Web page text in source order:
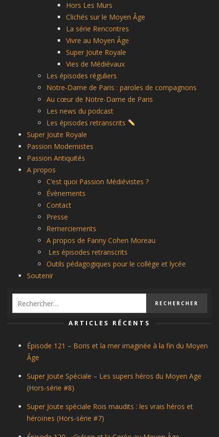
Hors Les Murs
Clichés sur le Moyen Âge
La série Rencontres
Vivre au Moyen Âge
Super Joute Royale
Vies de Médiévaux
Les épisodes réguliers
Notre-Dame de Paris : paroles de compagnons
Au cœur de Notre-Dame de Paris
Les news du podcast
Les épisodes retranscrits
Super Joute Royale
Passion Modernistes
Passion Antiquités
A propos
C’est quoi Passion Médiévistes ?
Évènements
Contact
Presse
Remerciements
A propos de Fanny Cohen Moreau
Les épisodes retranscrits
Outils pédagogiques pour le collège et lycée
Soutenir
ARTICLES RÉCENTS
Épisode 121 – Boris et la mer imaginée à la fin du Moyen
Âge
Super Joute Spéciale – Les supers héros du Moyen Age
(Hors-série #8)
Super Joute spéciale Rois maudits : les vrais héros et
héroïnes (Hors-série #7)